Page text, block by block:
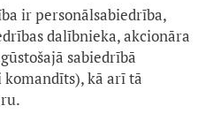
ir personālsabiedrība,
dalībnieka, akcionāra
sabiedrībā
kā arī tā